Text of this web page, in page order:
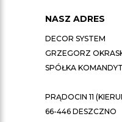
NASZ ADRES
DECOR SYSTEM
GRZEGORZ
SPÓŁKA
PRĄDOCIN 11
66-446 DESZCZNO